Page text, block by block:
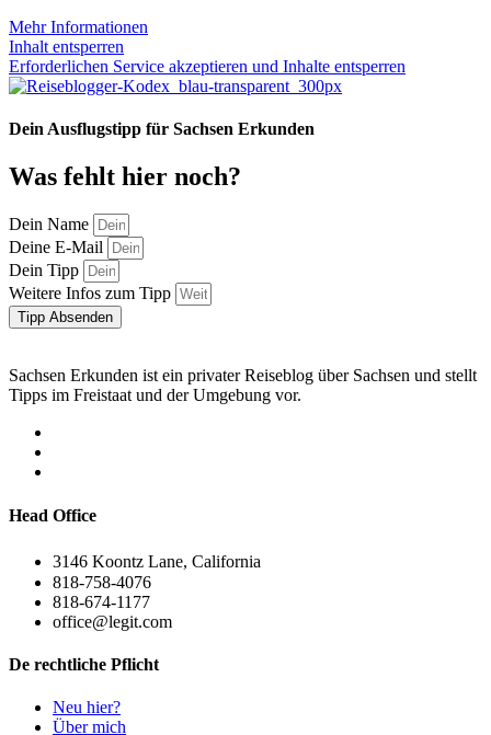
Mehr Informationen
Inhalt entsperren
Erforderlichen Service akzeptieren und Inhalte entsperren
Dein Ausflugstipp für Sachsen Erkunden
Was fehlt hier noch?
Dein Name
Deine E-Mail
Dein Tipp
Weitere Infos zum Tipp
Tipp Absenden
Sachsen Erkunden ist ein privater Reiseblog über Sachsen und stellt
Tipps im Freistaat und der Umgebung vor.
Head Office
3146 Koontz Lane, California
818-758-4076
818-674-1177
office@legit.com
De rechtliche Pflicht
Neu hier?
Über mich